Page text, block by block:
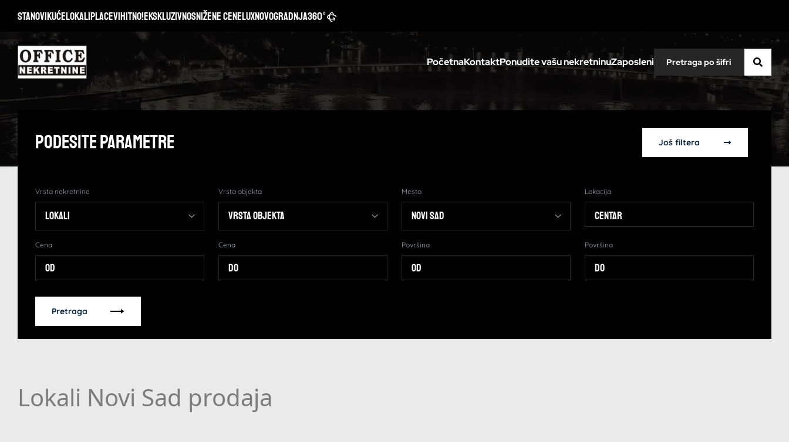
StanoviKućeLokaliPlaceviHitno!EkskluzivnoSnižene ceneLuxNovogradnja360°
PočetnaKontaktPonudite vašu nekretninuZaposleni
Podesite Parametre Još filtera
Vrsta nekretnine Vrsta objekta Mesto Lokacija
Centar
Cena Cena Površina Površina
Pretraga
Lokali Novi Sad prodaja